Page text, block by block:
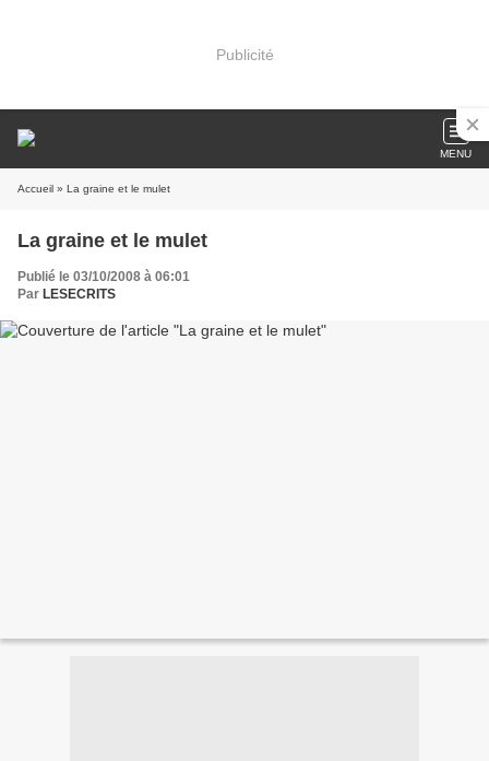
Publicité
MENU
Accueil » La graine et le mulet
La graine et le mulet
Publié le 03/10/2008 à 06:01
Par LESECRITS